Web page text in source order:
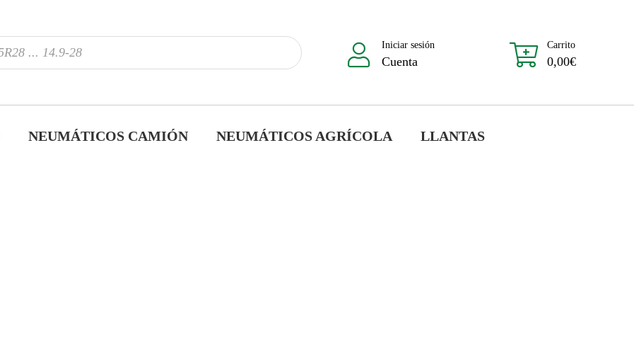
Iniciar sesión
Cuenta
Carrito
0,00€
NEUMÁTICOS CAMIÓN NEUMÁTICOS AGRÍCOLA LLANTAS